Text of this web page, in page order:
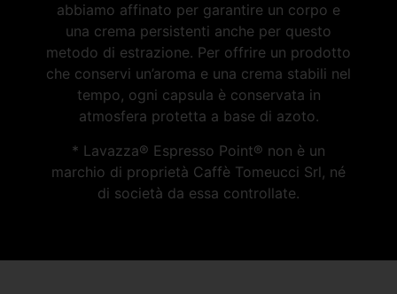
abbiamo affinato per garantire un corpo e
una crema persistenti anche per questo
metodo di estrazione. Per offrire un prodotto
che conservi un’aroma e una crema stabili nel
tempo, ogni capsula è conservata in
atmosfera protetta a base di azoto.
* Lavazza® Espresso Point® non è un
marchio di proprietà Caffè Tomeucci Srl, né
di società da essa controllate.